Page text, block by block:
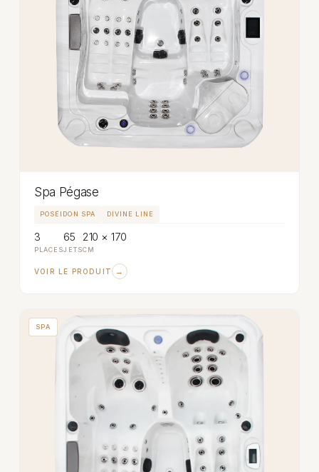
Spa Pégase
POSÉIDON SPA DIVINE LINE
3
PLACES
65
JETS
210 × 170
CM
VOIR LE PRODUIT →
SPA